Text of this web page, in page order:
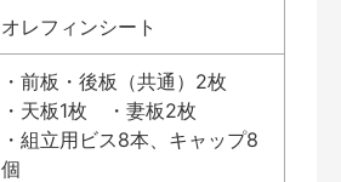
オレフィンシート
・前板・後板（共通）2枚
・天板1枚 ・妻板2枚
・組立用ビス8本、キャップ8
個